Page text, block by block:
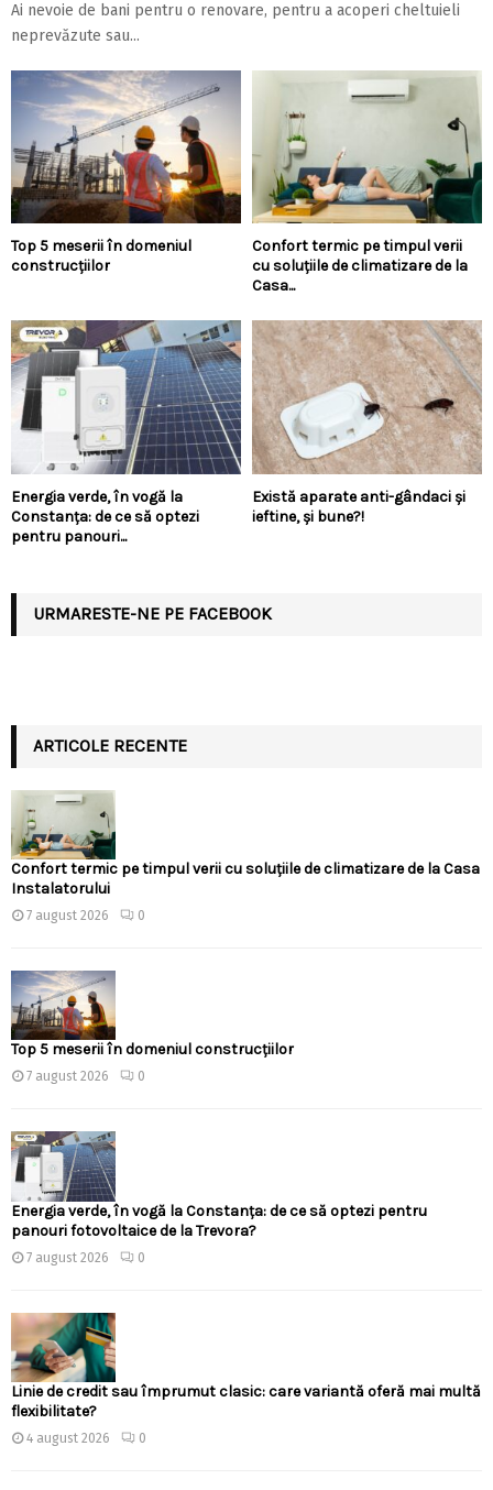
Ai nevoie de bani pentru o renovare, pentru a acoperi cheltuieli
neprevăzute sau...
Top 5 meserii în domeniul
construcțiilor
Confort termic pe timpul verii
cu soluțiile de climatizare de la
Casa...
Energia verde, în vogă la
Constanța: de ce să optezi
pentru panouri...
Există aparate anti-gândaci și
ieftine, și bune?!
URMARESTE-NE PE FACEBOOK
ARTICOLE RECENTE
Confort termic pe timpul verii cu soluțiile de climatizare de la Casa
Instalatorului
7 august 2026 0
Top 5 meserii în domeniul construcțiilor
7 august 2026 0
Energia verde, în vogă la Constanța: de ce să optezi pentru
panouri fotovoltaice de la Trevora?
7 august 2026 0
Linie de credit sau împrumut clasic: care variantă oferă mai multă
flexibilitate?
4 august 2026 0